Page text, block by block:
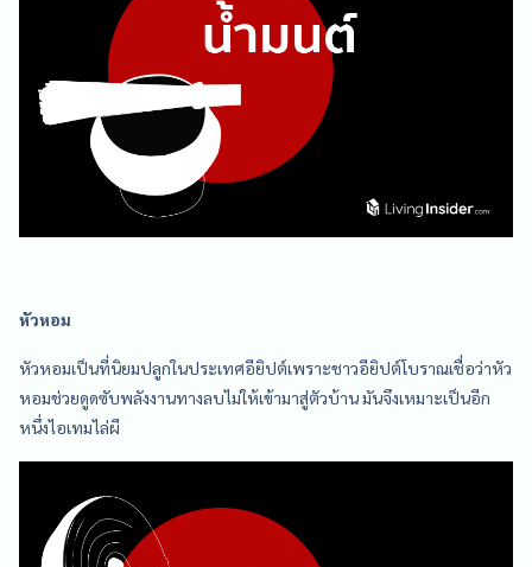
หัวหอม
หัวหอมเป็นที่นิยมปลูกในประเทศอียิปต์เพราะชาวอียิปต์โบราณเชื่อว่าหัว
หอมช่วยดูดซับพลังงานทางลบไม่ให้เข้ามาสู่ตัวบ้าน มันจึงเหมาะเป็นอีก
หนึ่งไอเทมไล่ผี